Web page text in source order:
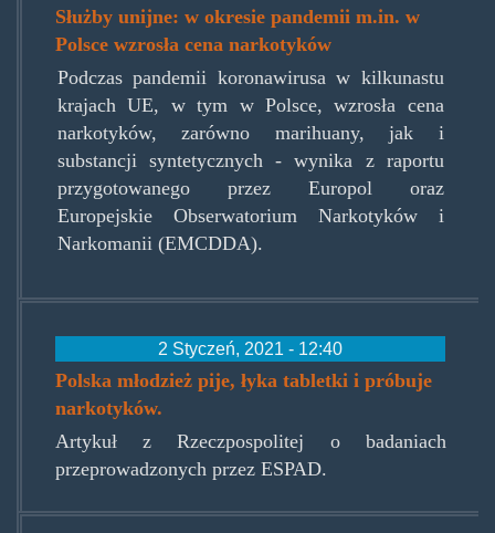
Służby unijne: w okresie pandemii m.in. w
Polsce wzrosła cena narkotyków
Podczas pandemii koronawirusa w kilkunastu
krajach UE, w tym w Polsce, wzrosła cena
narkotyków, zarówno marihuany, jak i
substancji syntetycznych - wynika z raportu
przygotowanego przez Europol oraz
Europejskie Obserwatorium Narkotyków i
Narkomanii (EMCDDA).
2 Styczeń, 2021 - 12:40
Polska młodzież pije, łyka tabletki i próbuje
narkotyków.
Artykuł z Rzeczpospolitej o badaniach
przeprowadzonych przez ESPAD.